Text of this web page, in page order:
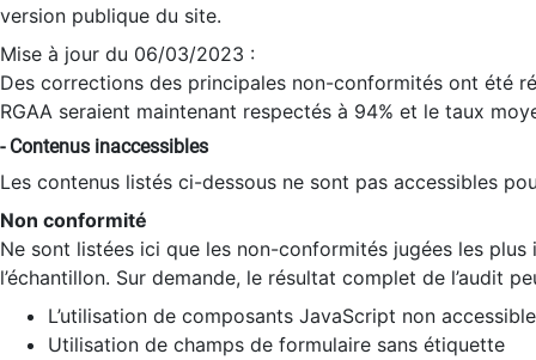
version publique du site.
Mise à jour du 06/03/2023 :
Des corrections des principales non-conformités ont été
RGAA seraient maintenant respectés à 94% et le taux
- Contenus inaccessibles
Les contenus listés ci-dessous ne sont pas accessibles
Non conformité
Ne sont listées ici que les non-conformités jugées les
l’échantillon. Sur demande, le résultat complet de l’audit
L’utilisation de composants JavaScript non
Utilisation de champs de formulaire sans étiquette